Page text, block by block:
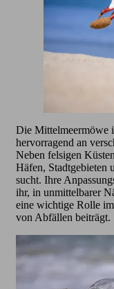
Die Mittelmeermöwe
hervorragend an
Neben felsigen
Häfen, Stadtgebieten
sucht. Ihre
ihr, in unmittelbarer
eine wichtige Rolle
von Abfällen beiträgt.